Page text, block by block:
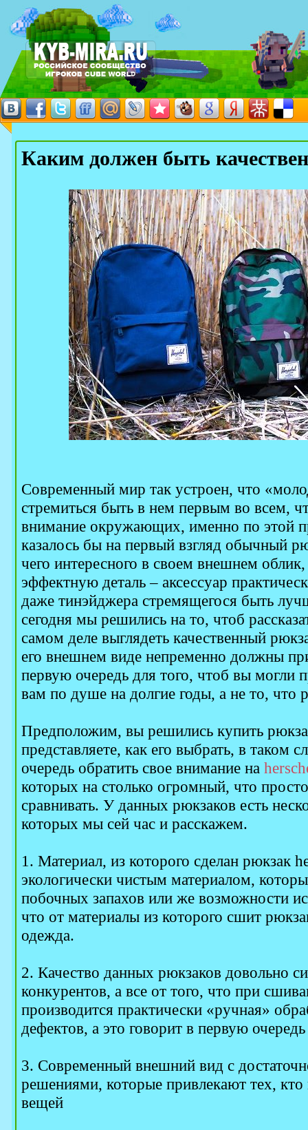
Каким должен быть
Современный мир так устроен, что
стремиться быть в нем первым во всем,
внимание окружающих, именно по этой
казалось бы на первый взгляд обычный
чего интересного в своем внешнем облик,
эффектную деталь – аксессуар
даже тинэйджера стремящегося быть
сегодня мы решились на то, чтоб
самом деле выглядеть качественный
его внешнем виде непременно должны
первую очередь для того, чтоб вы могли
вам по душе на долгие годы, а не то, что
Предположим, вы решились купить
представляете, как его выбрать, в таком
очередь обратить свое внимание на
которых на столько огромный, что
сравнивать. У данных рюкзаков есть
которых мы сей час и расскажем.
1. Материал, из которого сделан рюкзак
экологически чистым материалом,
побочных запахов или же возможности
что от материалы из которого сшит
одежда.
2. Качество данных рюкзаков довольно
конкурентов, а все от того, что при
производится практически «ручная»
дефектов, а это говорит в первую
3. Современный внешний вид с
решениями, которые привлекают тех,
вещей